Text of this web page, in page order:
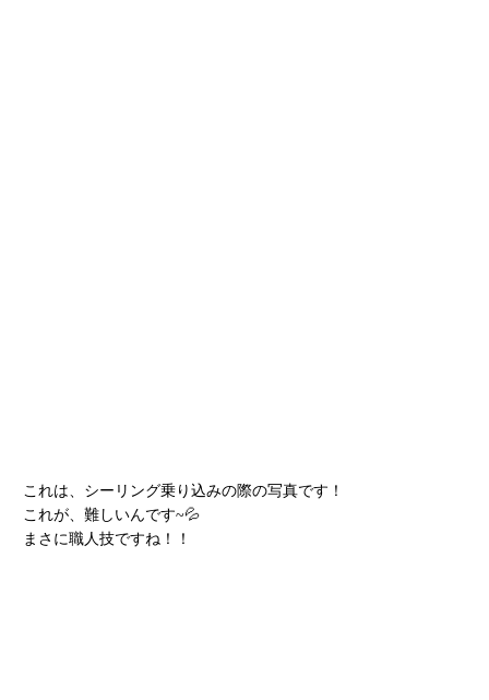
これは、シーリング乗り込みの際の写真です！
これが、難しいんです~💦
まさに職人技ですね！！